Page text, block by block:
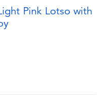
ทบาท
Pink Lotso with